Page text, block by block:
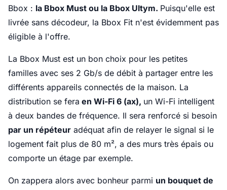
Bbox : la Bbox Must ou la Bbox Ultym. Puisqu'elle est
livrée sans décodeur, la Bbox Fit n'est évidemment pas
éligible à l'offre.
La Bbox Must est un bon choix pour les petites
familles avec ses 2 Gb/s de débit à partager entre les
différents appareils connectés de la maison. La
distribution se fera en Wi-Fi 6 (ax), un Wi-Fi intelligent
à deux bandes de fréquence. Il sera renforcé si besoin
par un répéteur adéquat afin de relayer le signal si le
logement fait plus de 80 m², a des murs très épais ou
comporte un étage par exemple.
On zappera alors avec bonheur parmi un bouquet de